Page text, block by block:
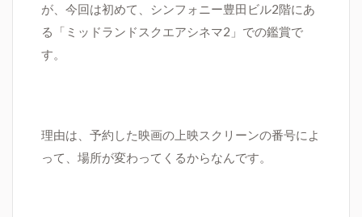
が、 今回は初めて、シンフォニー豊田ビル2階にあ
る「ミッドランドスクエアシネマ2」 での鑑賞で
す。
理由は、予約した映画の上映スクリーンの番号によ
って、場所が変わってくるからなんです。